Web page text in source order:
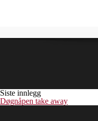
Siste innlegg
Døgnåpen take away